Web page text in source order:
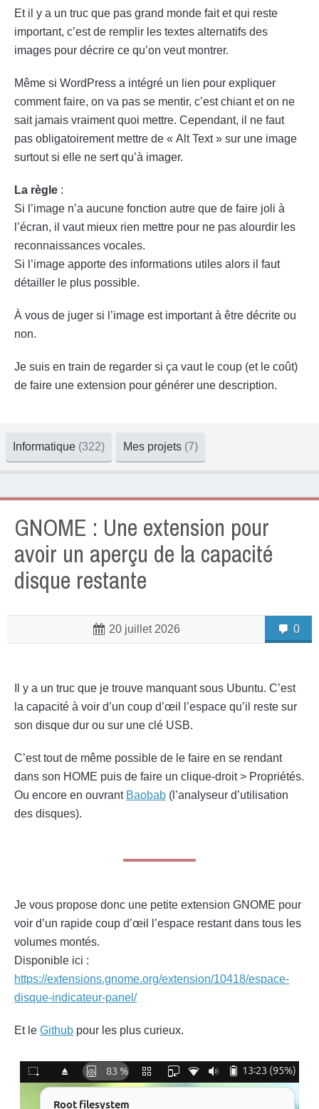
Et il y a un truc que pas grand monde fait et qui reste
important, c’est de remplir les textes alternatifs des
images pour décrire ce qu’on veut montrer.
Même si WordPress a intégré un lien pour expliquer
comment faire, on va pas se mentir, c’est chiant et on ne
sait jamais vraiment quoi mettre. Cependant, il ne faut
pas obligatoirement mettre de « Alt Text » sur une image
surtout si elle ne sert qu’à imager.
La règle :
Si l’image n’a aucune fonction autre que de faire joli à
l’écran, il vaut mieux rien mettre pour ne pas alourdir les
reconnaissances vocales.
Si l’image apporte des informations utiles alors il faut
détailler le plus possible.
À vous de juger si l’image est important à être décrite ou
non.
Je suis en train de regarder si ça vaut le coup (et le coût)
de faire une extension pour générer une description.
Informatique (322) Mes projets (7)
GNOME : Une extension pour
avoir un aperçu de la capacité
disque restante
20 juillet 2026 0
Il y a un truc que je trouve manquant sous Ubuntu. C’est
la capacité à voir d’un coup d’œil l’espace qu’il reste sur
son disque dur ou sur une clé USB.
C’est tout de même possible de le faire en se rendant
dans son HOME puis de faire un clique-droit > Propriétés.
Ou encore en ouvrant Baobab (l’analyseur d’utilisation
des disques).
Je vous propose donc une petite extension GNOME pour
voir d’un rapide coup d’œil l’espace restant dans tous les
volumes montés.
Disponible ici :
https://extensions.gnome.org/extension/10418/espace-
disque-indicateur-panel/
Et le Github pour les plus curieux.